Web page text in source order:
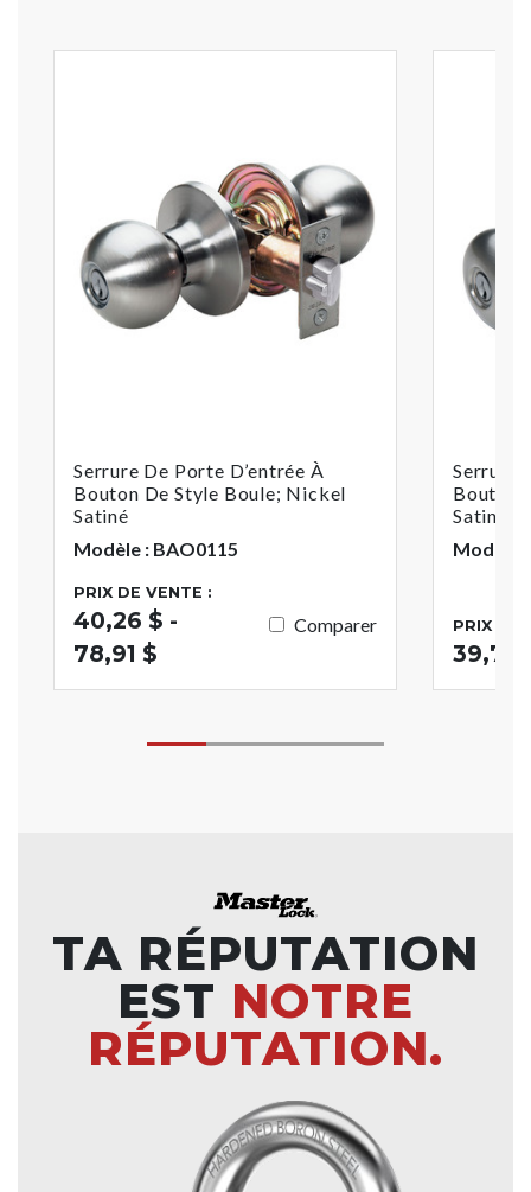
Serrure De Porte D’entrée À
Bouton De Style Boule; Nickel
Satiné
Modèle : BAO0115
PRIX DE VENTE :
40,26 $ -
78,91 $
Comparer
Serrure
Bouton
Satiné
Modèle
PRIX DE
39,75
TA RÉPUTATION
EST NOTRE
RÉPUTATION.